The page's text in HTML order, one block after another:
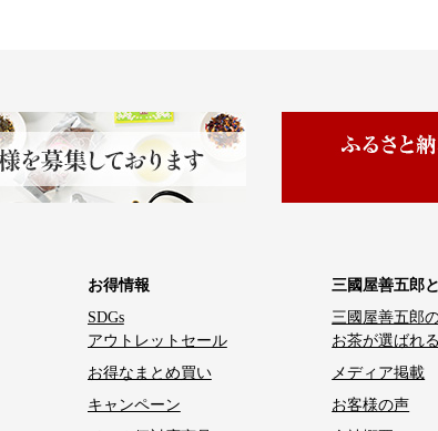
お得情報
SDGs
アウトレットセール
お得なまとめ買い
キャンペーン
三國屋善五郎
三國屋善五郎
お茶が選ばれ
メディア掲載
お客様の声